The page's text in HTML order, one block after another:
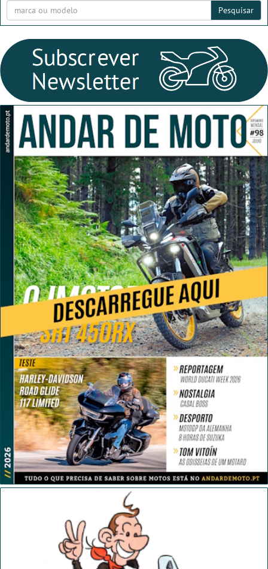
Pesquisar